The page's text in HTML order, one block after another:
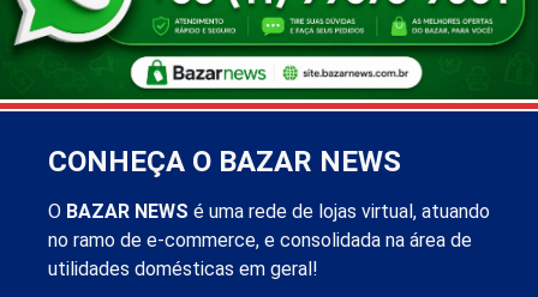
CONHEÇA O BAZAR NEWS
O BAZAR NEWS é uma rede de lojas virtual, atuando
no ramo de e-commerce, e consolidada na área de
utilidades domésticas em geral!